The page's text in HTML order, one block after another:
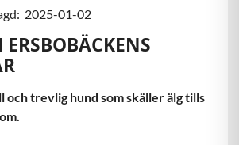
2025-01-02
ERSBOBÄCKENS
och trevlig hund som skäller älg tills